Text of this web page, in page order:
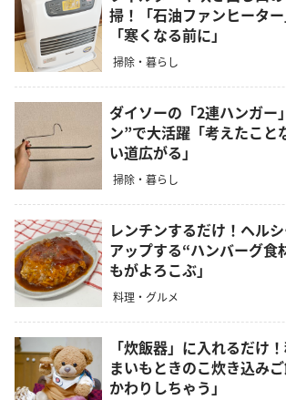
掃！「石油ファンヒータ
「寒くなる前に」
掃除・暮らし
ダイソーの「2連ハンガー
ン”で大活躍「考えたこと
い道広がる」
掃除・暮らし
レンチンするだけ！ヘル
アップする“ハンバーグ食
もがよろこぶ」
料理・グルメ
「炊飯器」に入れるだけ
まいもときのこ炊き込み
かわりしちゃう」